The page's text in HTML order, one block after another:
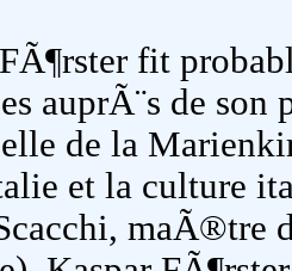
fit
auprÃ¨s de
de la
et la culture
maÃ®tre